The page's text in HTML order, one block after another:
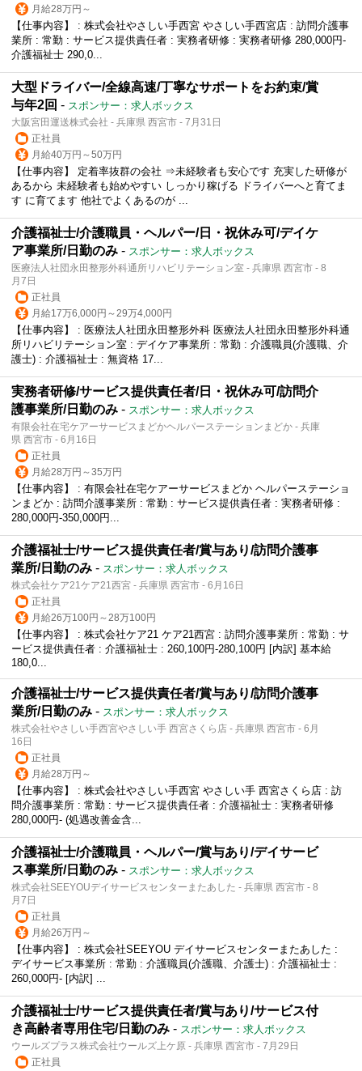
月給28万円～
【仕事内容】 : 株式会社やさしい手西宮 やさしい手西宮店 : 訪問介護事
業所 : 常勤 : サービス提供責任者 : 実務者研修 : 実務者研修 280,000円-
介護福祉士 290,0...
大型ドライバー/全線高速/丁寧なサポートをお約束/賞
与年2回 - スポンサー：求人ボックス
大阪宮田運送株式会社 - 兵庫県 西宮市 - 7月31日
正社員
月給40万円～50万円
【仕事内容】 定着率抜群の会社 ⇒未経験者も安心です 充実した研修が
あるから 未経験者も始めやすい しっかり稼げる ドライバーへと育てま
す に育てます 他社でよくあるのが ...
介護福祉士/介護職員・ヘルパー/日・祝休み可/デイケ
ア事業所/日勤のみ - スポンサー：求人ボックス
医療法人社団永田整形外科通所リハビリテーション室 - 兵庫県 西宮市 - 8
月7日
正社員
月給17万6,000円～29万4,000円
【仕事内容】 : 医療法人社団永田整形外科 医療法人社団永田整形外科通
所リハビリテーション室 : デイケア事業所 : 常勤 : 介護職員(介護職、介
護士) : 介護福祉士 : 無資格 17...
実務者研修/サービス提供責任者/日・祝休み可/訪問介
護事業所/日勤のみ - スポンサー：求人ボックス
有限会社在宅ケアーサービスまどかヘルパーステーションまどか - 兵庫
県 西宮市 - 6月16日
正社員
月給28万円～35万円
【仕事内容】 : 有限会社在宅ケアーサービスまどか ヘルパーステーショ
ンまどか : 訪問介護事業所 : 常勤 : サービス提供責任者 : 実務者研修 :
280,000円-350,000円...
介護福祉士/サービス提供責任者/賞与あり/訪問介護事
業所/日勤のみ - スポンサー：求人ボックス
株式会社ケア21ケア21西宮 - 兵庫県 西宮市 - 6月16日
正社員
月給26万100円～28万100円
【仕事内容】 : 株式会社ケア21 ケア21西宮 : 訪問介護事業所 : 常勤 : サ
ービス提供責任者 : 介護福祉士 : 260,100円-280,100円 [内訳] 基本給
180,0...
介護福祉士/サービス提供責任者/賞与あり/訪問介護事
業所/日勤のみ - スポンサー：求人ボックス
株式会社やさしい手西宮やさしい手 西宮さくら店 - 兵庫県 西宮市 - 6月
16日
正社員
月給28万円～
【仕事内容】 : 株式会社やさしい手西宮 やさしい手 西宮さくら店 : 訪
問介護事業所 : 常勤 : サービス提供責任者 : 介護福祉士 : 実務者研修
280,000円- (処遇改善金含...
介護福祉士/介護職員・ヘルパー/賞与あり/デイサービ
ス事業所/日勤のみ - スポンサー：求人ボックス
株式会社SEEYOUデイサービスセンターまたあした - 兵庫県 西宮市 - 8
月7日
正社員
月給26万円～
【仕事内容】 : 株式会社SEEYOU デイサービスセンターまたあした :
デイサービス事業所 : 常勤 : 介護職員(介護職、介護士) : 介護福祉士 :
260,000円- [内訳] ...
介護福祉士/サービス提供責任者/賞与あり/サービス付
き高齢者専用住宅/日勤のみ - スポンサー：求人ボックス
ウールズプラス株式会社ウールズ上ケ原 - 兵庫県 西宮市 - 7月29日
正社員